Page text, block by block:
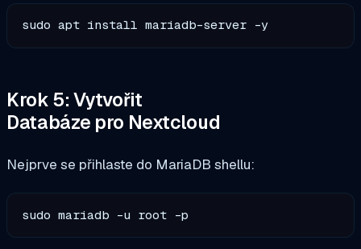
sudo apt install mariadb-server -y
Krok 5: Vytvořit
Databáze pro Nextcloud
Nejprve se přihlaste do MariaDB shellu:
sudo mariadb -u root -p